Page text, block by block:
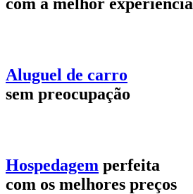
Aluguel de carro
sem preocupação
Hospedagem perfeita
com os melhores preços